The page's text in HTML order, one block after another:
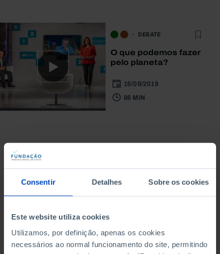
Consentir Detalhes Sobre os cookies
Este website utiliza cookies
Utilizamos, por definição, apenas os cookies
necessários ao normal funcionamento do site, permitindo
DEBATE
O que podemos fazer
pelo planeta?
19/09/2019
86 MIN